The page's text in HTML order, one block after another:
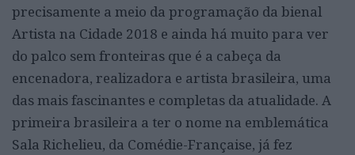
precisamente a meio da programação da bienal
Artista na Cidade 2018 e ainda há muito para ver
do palco sem fronteiras que é a cabeça da
encenadora, realizadora e artista brasileira, uma
das mais fascinantes e completas da atualidade. A
primeira brasileira a ter o nome na emblemática
Sala Richelieu, da Comédie-Française, já fez